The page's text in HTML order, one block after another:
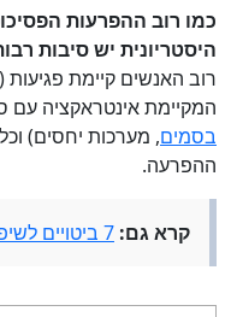
כמו רוב ההפרעות
היסטריונית יש סיבות
רוב האנשים קיימת פגיעות
המקיימת אינטראקציה עם
בסמים, מערכות יחסים)
ההפרעה.
קרא גם: 7 ביטויים לשיפור עצמי